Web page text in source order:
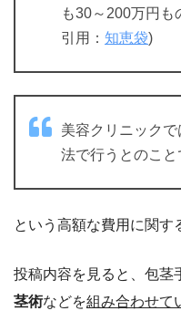
も30～200万円も
引用： 知恵袋)
美容クリニック
法で行うとのこと
という高額な費用に関す
投稿内容を見ると、包茎
茎術などを組み合わせて